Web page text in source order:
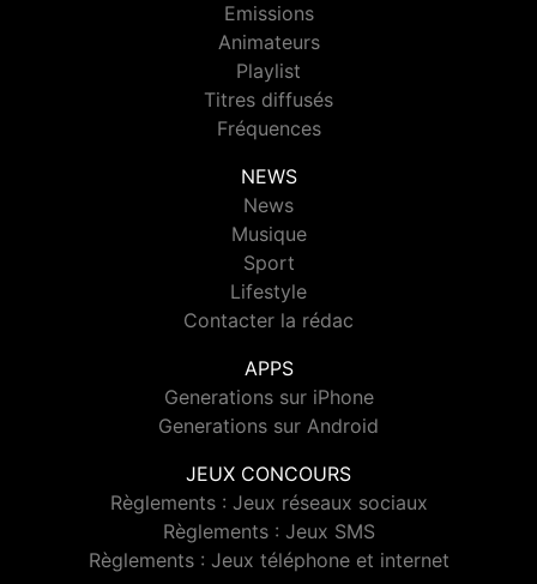
Emissions
Animateurs
Playlist
Titres diffusés
Fréquences
NEWS
News
Musique
Sport
Lifestyle
Contacter la rédac
APPS
Generations sur iPhone
Generations sur Android
JEUX CONCOURS
Règlements : Jeux réseaux sociaux
Règlements : Jeux SMS
Règlements : Jeux téléphone et internet